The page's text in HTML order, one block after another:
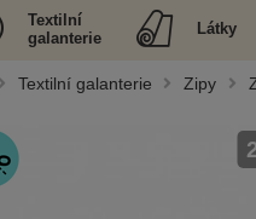
Textilní
galanterie
Látky
Textilní galanterie Zipy